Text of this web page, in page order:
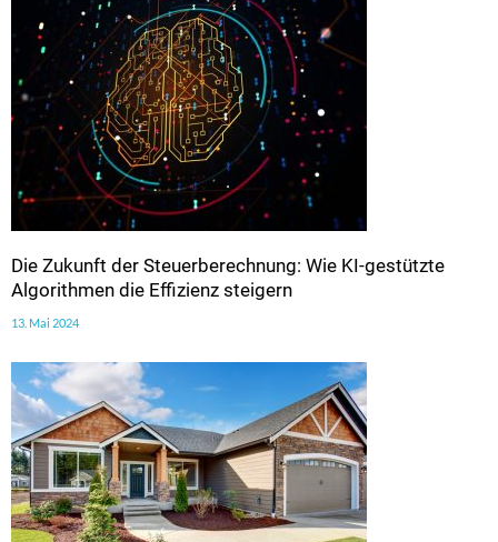
Die Zukunft der Steuerberechnung: Wie KI-gestützte
Algorithmen die Effizienz steigern
13. Mai 2024